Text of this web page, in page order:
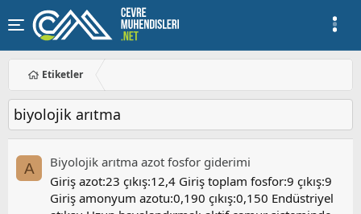
Etiketler
biyolojik arıtma
A
Biyolojik arıtma azot fosfor giderimi
Giriş azot:23 çıkış:12,4 Giriş toplam fosfor:9 çıkış:9
Giriş amonyum azotu:0,190 çıkış:0,150 Endüstriyel